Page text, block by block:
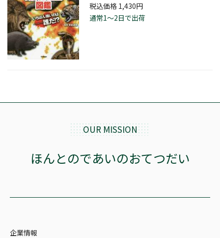
税込価格 1,430円
通常1～2日で出荷
OUR MISSION
ほんとのであいのおてつだい
企業情報